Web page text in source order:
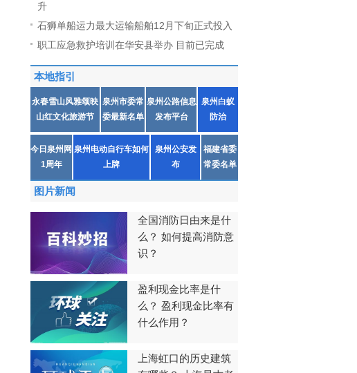
升
石狮单船运力最大运输船舶12月下旬正式投入
职工应急救护培训在华安县举办 目前已完成
本地指引
永春雪山风雅颂映
山红文化旅游节
泉州市委常
委最新名单
泉州公路信息
发布平台
泉州白蚁
防治
今日泉州网
1周年
泉州电动自行车如何
上牌
泉州公安发
布
福建省委
常委名单
图片新闻
全国消防日由来是什
么？ 如何提高消防意
识？
盈利现金比率是什
么？ 盈利现金比率有
什么作用？
上海虹口的历史建筑